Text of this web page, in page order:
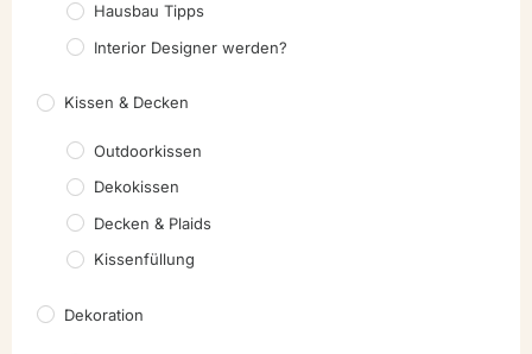
Hausbau Tipps
Interior Designer werden?
Kissen & Decken
Outdoorkissen
Dekokissen
Decken & Plaids
Kissenfüllung
Dekoration